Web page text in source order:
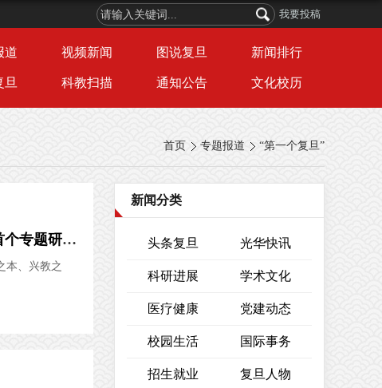
我要投稿
道 视频新闻 图说复旦 新闻排行
旦 科教扫描 通知公告 文化校历
首页 专题报道 “第一个复旦”
让“第一个复旦”的理想，通过我们来实现！建设“第一个复旦”首个专题研讨，聚焦教师队伍建设
本、兴教之
新闻分类
头条复旦 光华快讯
科研进展 学术文化
医疗健康 党建动态
校园生活 国际事务
招生就业 复旦人物